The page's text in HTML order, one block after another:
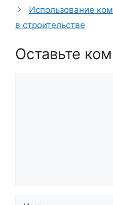
Использование
в строительстве
Оставьте
Имя